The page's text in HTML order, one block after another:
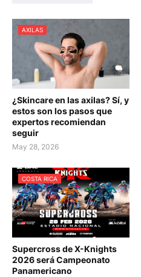
AXILAS
¿Skincare en las axilas? Sí, y
estos son los pasos que
expertos recomiendan
seguir
May 28, 2026
COSTA RICA
Supercross de X-Knights
2026 será Campeonato
Panamericano